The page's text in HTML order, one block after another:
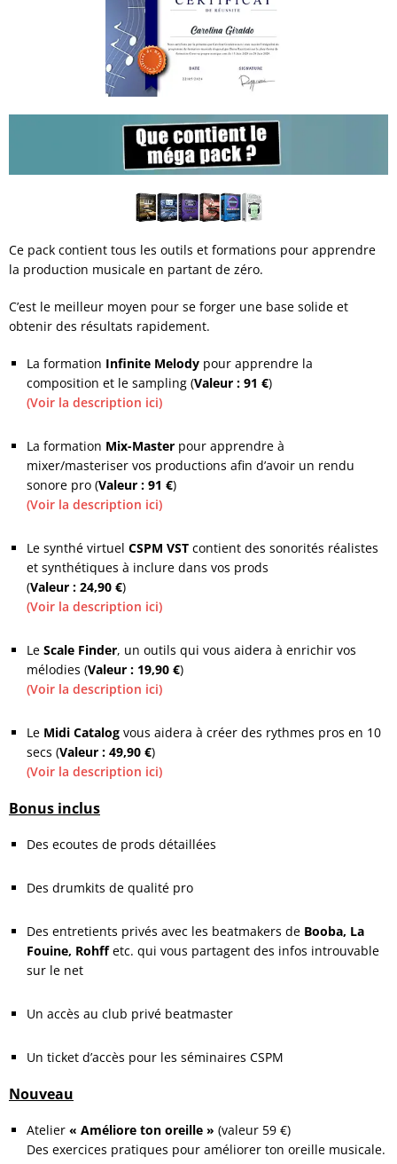
Ce pack contient tous les outils et formations pour apprendre
la production musicale en partant de zéro.
C’est le meilleur moyen pour se forger une base solide et
obtenir des résultats rapidement.
La formation Infinite Melody pour apprendre la
composition et le sampling (Valeur : 91 €)
(Voir la description ici)
La formation Mix-Master pour apprendre à
mixer/masteriser vos productions afin d’avoir un rendu
sonore pro (Valeur : 91 €)
(Voir la description ici)
Le synthé virtuel CSPM VST contient des sonorités réalistes
et synthétiques à inclure dans vos prods
(Valeur : 24,90 €)
(Voir la description ici)
Le Scale Finder, un outils qui vous aidera à enrichir vos
mélodies (Valeur : 19,90 €)
(Voir la description ici)
Le Midi Catalog vous aidera à créer des rythmes pros en 10
secs (Valeur : 49,90 €)
(Voir la description ici)
Bonus inclus
Des ecoutes de prods détaillées
Des drumkits de qualité pro
Des entretients privés avec les beatmakers de Booba, La
Fouine, Rohffetc. qui vous partagent des infos introuvable
sur le net
Un accès au club privé beatmaster
Un ticket d’accès pour les séminaires CSPM
Nouveau
Atelier « Améliore ton oreille » (valeur 59 €)
Des exercices pratiques pour améliorer ton oreille musicale.